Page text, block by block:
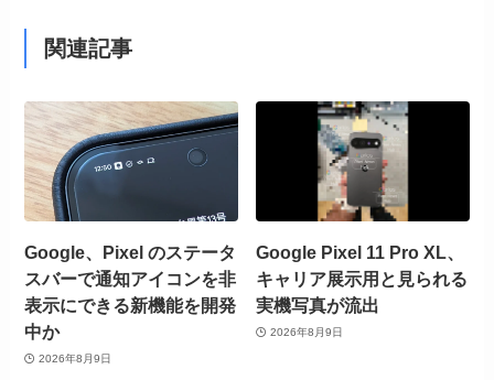
関連記事
Google、Pixel のステータ
スバーで通知アイコンを非
表示にできる新機能を開発
中か
2026年8月9日
Google Pixel 11 Pro XL、
キャリア展示用と見られる
実機写真が流出
2026年8月9日